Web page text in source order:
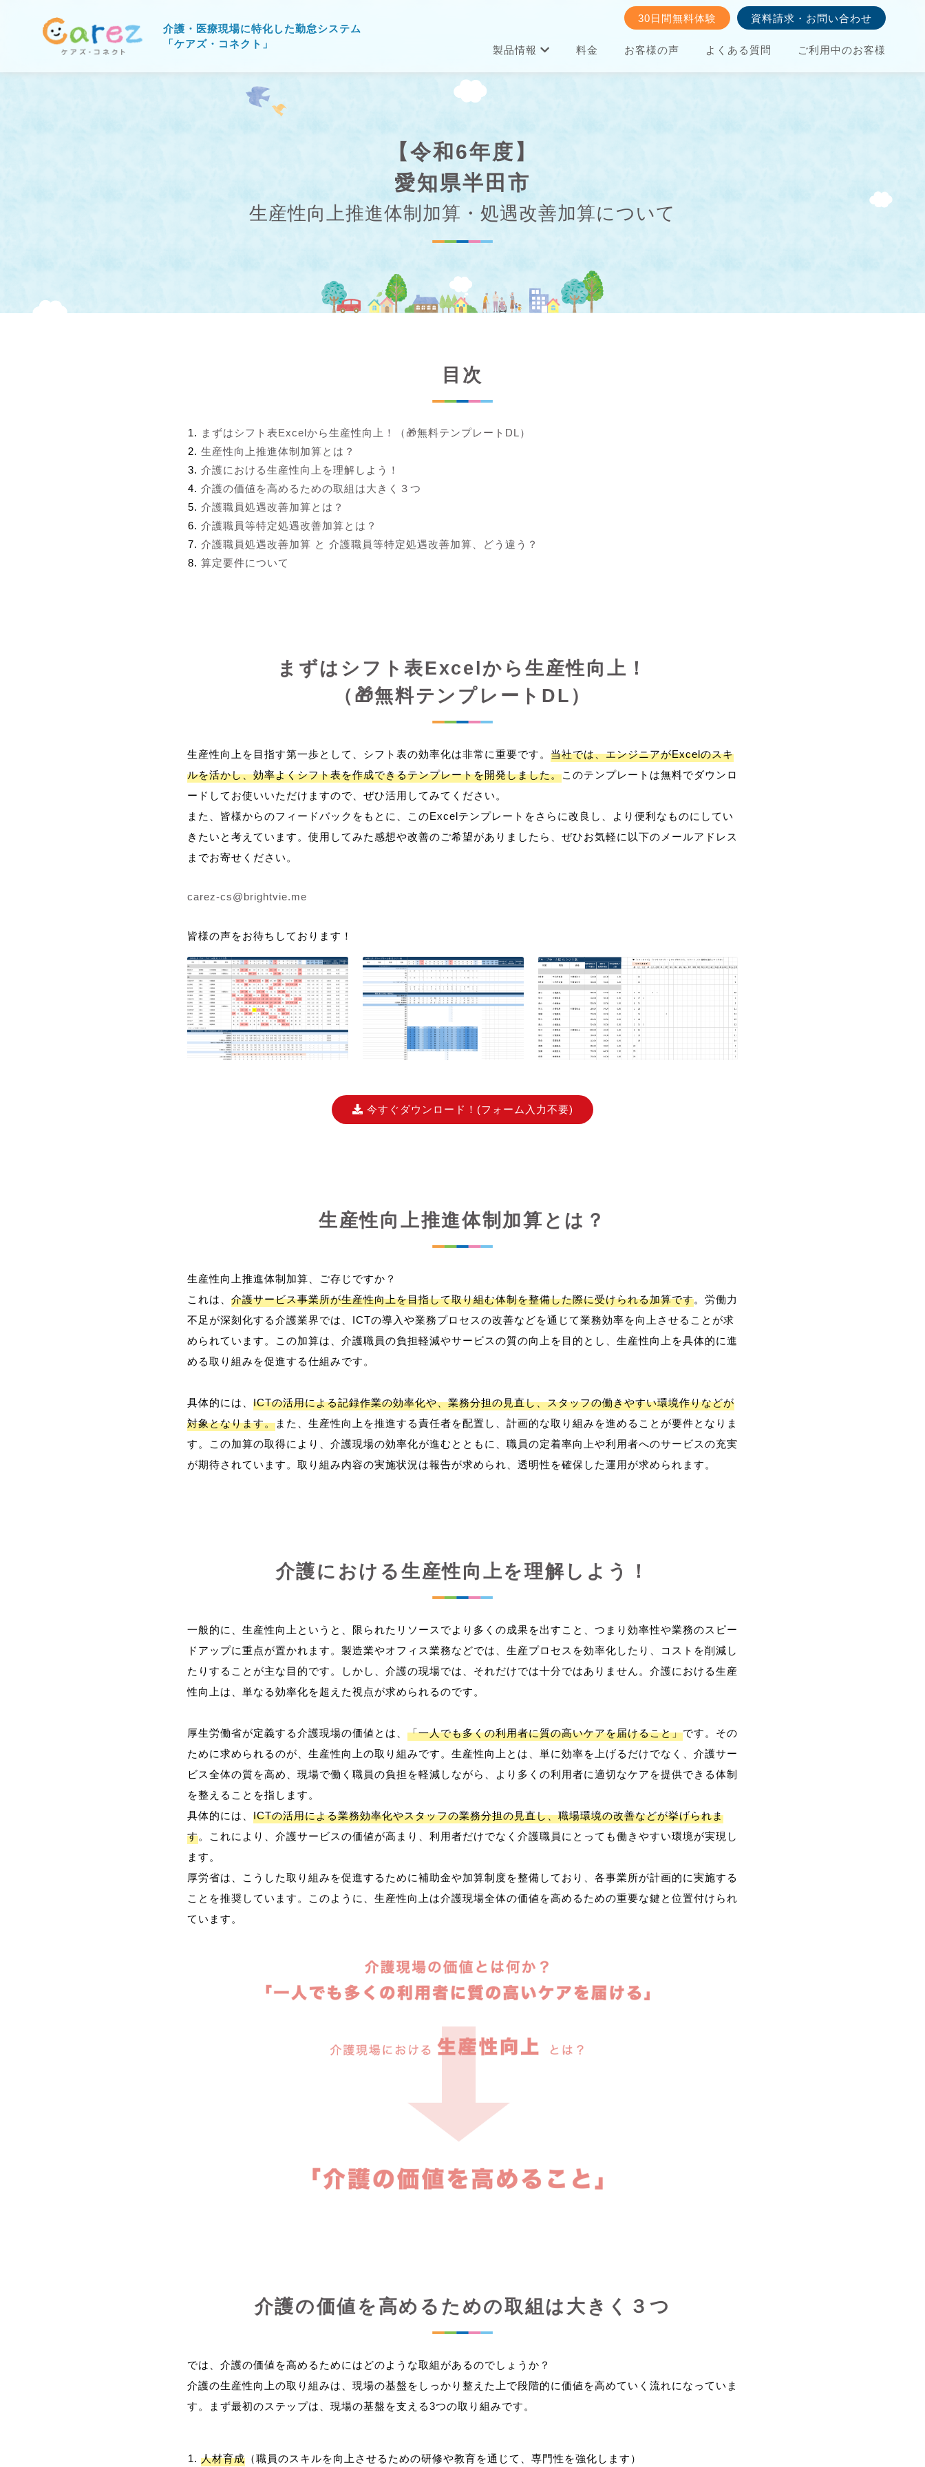
介護・医療現場に特化した勤怠システム
「ケアズ・コネクト」
製品情報 料金 お客様の声 よくある質問 ご利用中のお客様
30日間無料体験 資料請求・お問い合わせ
【令和6年度】
愛知県半田市
生産性向上推進体制加算・処遇改善加算について
目次
まずはシフト表Excelから生産性向上！（🎁無料テンプレートDL）
生産性向上推進体制加算とは？
介護における生産性向上を理解しよう！
介護の価値を高めるための取組は大きく３つ
介護職員処遇改善加算とは？
介護職員等特定処遇改善加算とは？
介護職員処遇改善加算 と 介護職員等特定処遇改善加算、どう違う？
算定要件について
まずはシフト表Excelから生産性向上！
（🎁無料テンプレートDL）
生産性向上を目指す第一歩として、シフト表の効率化は非常に重要です。 当社では、エンジニアがExcelのスキ
ルを活かし、効率よくシフト表を作成できるテンプレートを開発しました。このテンプレートは無料でダウンロ
ードしてお使いいただけますので、ぜひ活用してみてください。
また、皆様からのフィードバックをもとに、このExcelテンプレートをさらに改良し、より便利なものにしてい
きたいと考えています。使用してみた感想や改善のご希望がありましたら、ぜひお気軽に以下のメールアドレス
までお寄せください。
carez-cs@brightvie.me
皆様の声をお待ちしております！
今すぐダウンロード！ (フォーム入力不要)
生産性向上推進体制加算とは？
生産性向上推進体制加算、ご存じですか？
これは、 介護サービス事業所が生産性向上を目指して取り組む体制を整備した際に受けられる加算です。労働力
不足が深刻化する介護業界では、ICTの導入や業務プロセスの改善などを通じて業務効率を向上させることが求
められています。この加算は、介護職員の負担軽減やサービスの質の向上を目的とし、生産性向上を具体的に進
める取り組みを促進する仕組みです。
具体的には、 ICTの活用による記録作業の効率化や、業務分担の見直し、スタッフの働きやすい環境作りなどが
対象となります。また、生産性向上を推進する責任者を配置し、計画的な取り組みを進めることが要件となりま
す。この加算の取得により、介護現場の効率化が進むとともに、職員の定着率向上や利用者へのサービスの充実
介護における生産性向上を理解しよう！
一般的に、生産性向上というと、限られたリソースでより多くの成果を出すこと、つまり効率性や業務のスピー
ドアップに重点が置かれます。製造業やオフィス業務などでは、生産プロセスを効率化したり、コストを削減し
たりすることが主な目的です。しかし、介護の現場では、それだけでは十分ではありません。介護における生産
性向上は、単なる効率化を超えた視点が求められるのです。
厚生労働省が定義する介護現場の価値とは、 「一人でも多くの利用者に質の高いケアを届けること」です。その
ために求められるのが、生産性向上の取り組みです。生産性向上とは、単に効率を上げるだけでなく、介護サー
ビス全体の質を高め、現場で働く職員の負担を軽減しながら、より多くの利用者に適切なケアを提供できる体制
を整えることを指します。
具体的には、 ICTの活用による業務効率化やスタッフの業務分担の見直し、職場環境の改善などが挙げられま
す。これにより、介護サービスの価値が高まり、利用者だけでなく介護職員にとっても働きやすい環境が実現し
ます。
厚労省は、こうした取り組みを促進するために補助金や加算制度を整備しており、各事業所が計画的に実施する
ことを推奨しています。このように、生産性向上は介護現場全体の価値を高めるための重要な鍵と位置付けられ
介護の価値を高めるための取組は大きく３つ
では、介護の価値を高めるためにはどのような取組があるのでしょうか？
介護の生産性向上の取り組みは、現場の基盤をしっかり整えた上で段階的に価値を高めていく流れになっていま
人材育成 （職員のスキルを向上させるための研修や教育を通じて、専門性を強化します）